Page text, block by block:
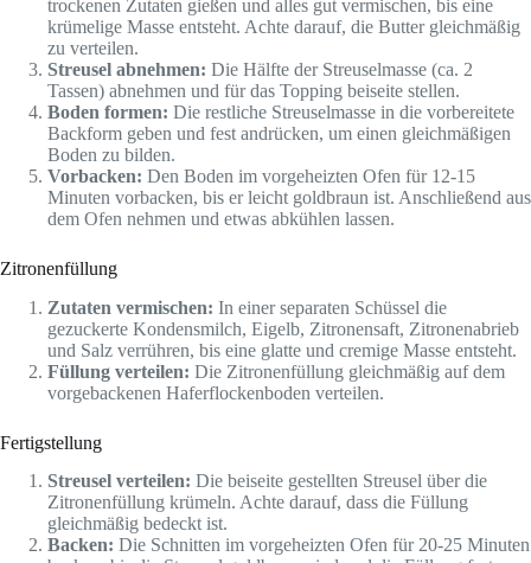
trockenen Zutaten gießen und alles gut vermischen, bis eine
krümelige Masse entsteht. Achte darauf, die Butter gleichmäßig
zu verteilen.
Streusel abnehmen: Die Hälfte der Streuselmasse (ca. 2
Tassen) abnehmen und für das Topping beiseite stellen.
Boden formen: Die restliche Streuselmasse in die vorbereitete
Backform geben und fest andrücken, um einen gleichmäßigen
Boden zu bilden.
Vorbacken: Den Boden im vorgeheizten Ofen für 12-15
Minuten vorbacken, bis er leicht goldbraun ist. Anschließend aus
dem Ofen nehmen und etwas abkühlen lassen.
Zitronenfüllung
Zutaten vermischen: In einer separaten Schüssel die
gezuckerte Kondensmilch, Eigelb, Zitronensaft, Zitronenabrieb
und Salz verrühren, bis eine glatte und cremige Masse entsteht.
Füllung verteilen: Die Zitronenfüllung gleichmäßig auf dem
vorgebackenen Haferflockenboden verteilen.
Fertigstellung
Streusel verteilen: Die beiseite gestellten Streusel über die
Zitronenfüllung krümeln. Achte darauf, dass die Füllung
gleichmäßig bedeckt ist.
Backen: Die Schnitten im vorgeheizten Ofen für 20-25 Minuten